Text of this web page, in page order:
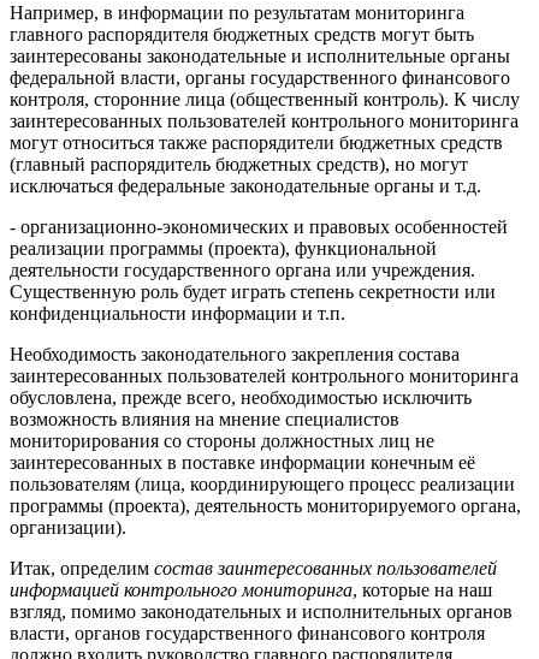
Например, в информации по результатам мониторинга
главного распорядителя бюджетных средств могут быть
заинтересованы законодательные и исполнительные органы
федеральной власти, органы государственного финансового
контроля, сторонние лица (общественный контроль). К числу
заинтересованных пользователей контрольного мониторинга
могут относиться также распорядители бюджетных средств
(главный распорядитель бюджетных средств), но могут
исключаться федеральные законодательные органы и т.д.
- организационно-экономических и правовых особенностей
реализации программы (проекта), функциональной
деятельности государственного органа или учреждения.
Существенную роль будет играть степень секретности или
конфиденциальности информации и т.п.
Необходимость законодательного закрепления состава
заинтересованных пользователей контрольного мониторинга
обусловлена, прежде всего, необходимостью исключить
возможность влияния на мнение специалистов
мониторирования со стороны должностных лиц не
заинтересованных в поставке информации конечным её
пользователям (лица, координирующего процесс реализации
программы (проекта), деятельность мониторируемого органа,
организации).
Итак, определим состав заинтересованных пользователей
информацией контрольного мониторинга, которые на наш
взгляд, помимо законодательных и исполнительных органов
власти, органов государственного финансового контроля
должно входить руководство главного распорядителя